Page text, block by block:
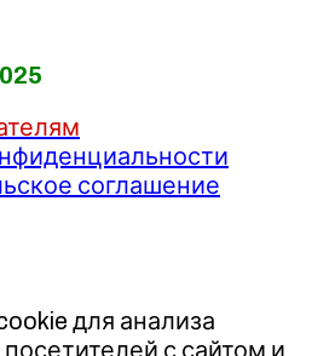
соглашение
для анализа
с сайтом и